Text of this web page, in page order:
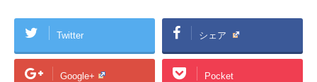
Twitter シェア
Google+ Pocket